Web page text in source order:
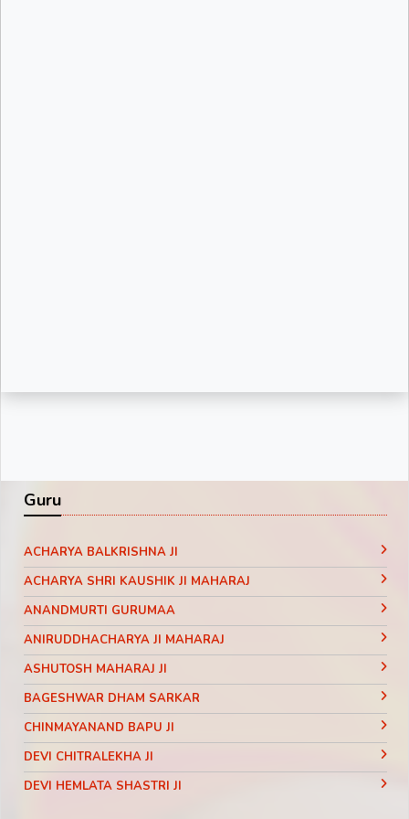
Guru
ACHARYA BALKRISHNA JI
ACHARYA SHRI KAUSHIK JI MAHARAJ
ANANDMURTI GURUMAA
ANIRUDDHACHARYA JI MAHARAJ
ASHUTOSH MAHARAJ JI
BAGESHWAR DHAM SARKAR
CHINMAYANAND BAPU JI
DEVI CHITRALEKHA JI
DEVI HEMLATA SHASTRI JI